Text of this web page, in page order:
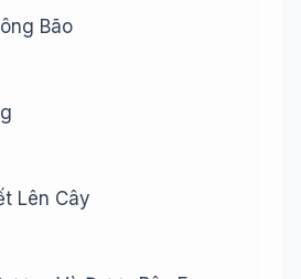
Bão
Lên Cây